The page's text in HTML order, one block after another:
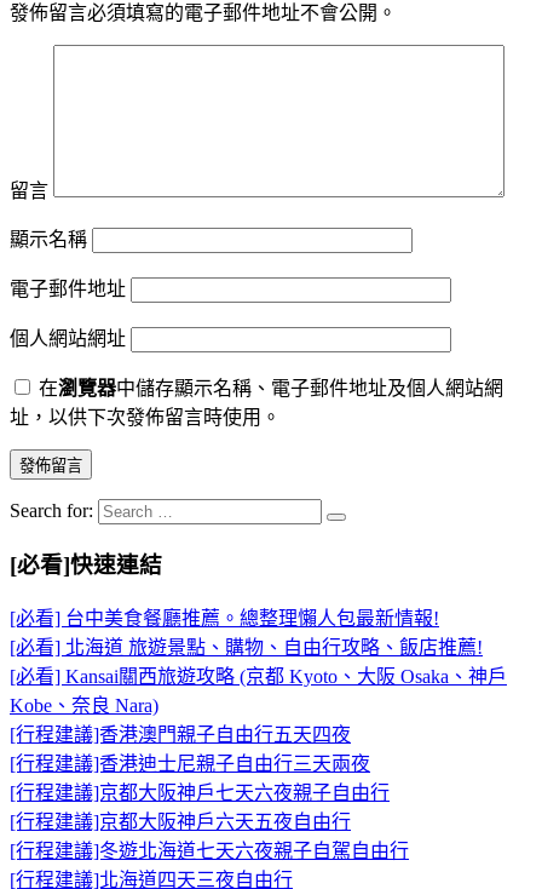
發佈留言必須填寫的電子郵件地址不會公開。
留言
顯示名稱
電子郵件地址
個人網站網址
在瀏覽器中儲存顯示名稱、電子郵件地址及個人網站網
址，以供下次發佈留言時使用。
Search for:
[必看]快速連結
[必看] 台中美食餐廳推薦。總整理懶人包最新情報!
[必看] 北海道 旅遊景點、購物、自由行攻略、飯店推薦!
[必看] Kansai關西旅遊攻略 (京都 Kyoto、大阪 Osaka、神戶
Kobe、奈良 Nara)
[行程建議]香港澳門親子自由行五天四夜
[行程建議]香港迪士尼親子自由行三天兩夜
[行程建議]京都大阪神戶七天六夜親子自由行
[行程建議]京都大阪神戶六天五夜自由行
[行程建議]冬遊北海道七天六夜親子自駕自由行
[行程建議]北海道四天三夜自由行